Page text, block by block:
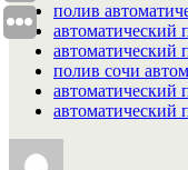
полив
автоматический
автоматический
полив сочи
автоматический
автоматический